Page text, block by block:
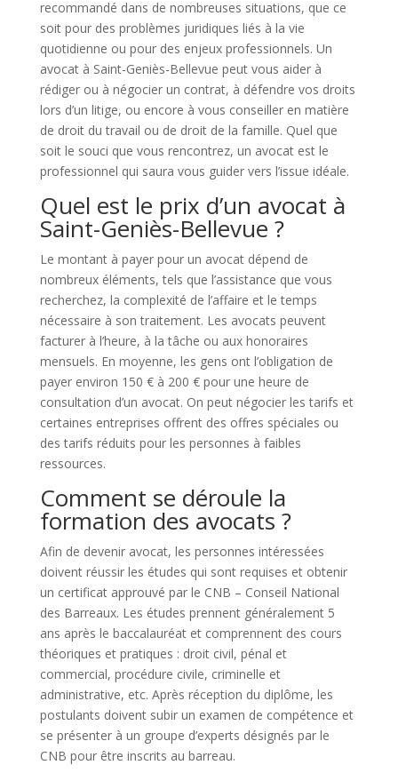
recommandé dans de nombreuses situations, que ce
soit pour des problèmes juridiques liés à la vie
quotidienne ou pour des enjeux professionnels. Un
avocat à Saint-Geniès-Bellevue peut vous aider à
rédiger ou à négocier un contrat, à défendre vos droits
lors d’un litige, ou encore à vous conseiller en matière
de droit du travail ou de droit de la famille. Quel que
soit le souci que vous rencontrez, un avocat est le
professionnel qui saura vous guider vers l’issue idéale.
Quel est le prix d’un avocat à
Saint-Geniès-Bellevue ?
Le montant à payer pour un avocat dépend de
nombreux éléments, tels que l’assistance que vous
recherchez, la complexité de l’affaire et le temps
nécessaire à son traitement. Les avocats peuvent
facturer à l’heure, à la tâche ou aux honoraires
mensuels. En moyenne, les gens ont l’obligation de
payer environ 150 € à 200 € pour une heure de
consultation d’un avocat. On peut négocier les tarifs et
certaines entreprises offrent des offres spéciales ou
des tarifs réduits pour les personnes à faibles
ressources.
Comment se déroule la
formation des avocats ?
Afin de devenir avocat, les personnes intéressées
doivent réussir les études qui sont requises et obtenir
un certificat approuvé par le CNB – Conseil National
des Barreaux. Les études prennent généralement 5
ans après le baccalauréat et comprennent des cours
théoriques et pratiques : droit civil, pénal et
commercial, procédure civile, criminelle et
administrative, etc. Après réception du diplôme, les
postulants doivent subir un examen de compétence et
se présenter à un groupe d’experts désignés par le
CNB pour être inscrits au barreau.